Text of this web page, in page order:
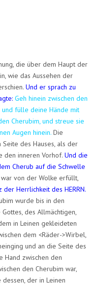
die über dem Haupt der
wie das Aussehen der
Und er sprach zu
Geh hinein zwischen den
und fülle deine Hände mit
Cherubim, und streue sie
Augen hinein.Die
des Hauses, als der
den inneren Vorhof.Und die
Cherub auf die Schwelle
war von der Wolke erfüllt,
Herrlichkeit des HERRN.
wurde bis in den
des Allmächtigen,
in Leinen gekleideten
dem <Räder->Wirbel,
und an die Seite des
Hand zwischen den
den Cherubim war,
der in Leinen